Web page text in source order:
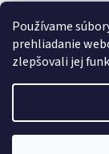
Používame
prehliadanie
zlepšovali jej
lovisekmarek